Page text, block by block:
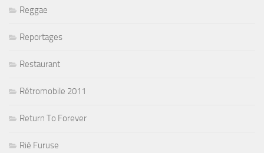
Reggae
Reportages
Restaurant
Rétromobile 2011
Return To Forever
Rié Furuse